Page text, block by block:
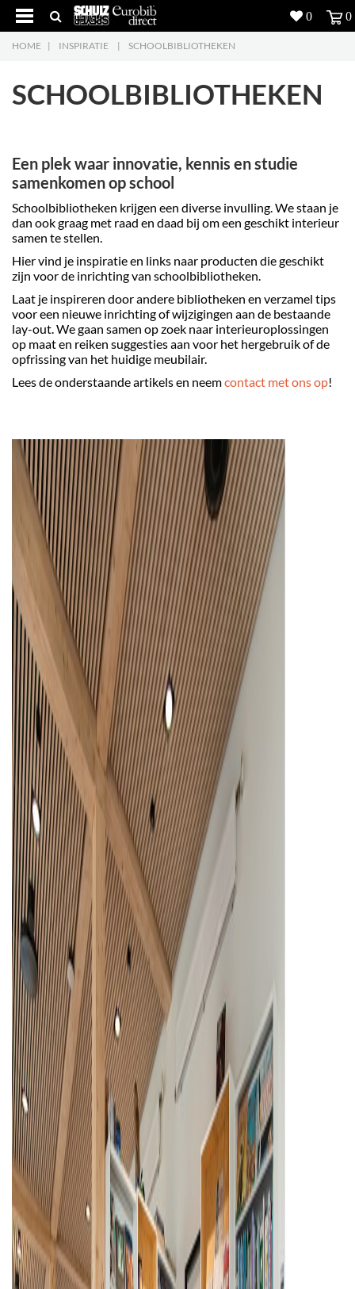
Producten
Projecten
Downloads
7
Over ons
HOME | INSPIRATIE | SCHOOLBIBLIOTHEKEN
SCHOOLBIBLIOTHEKEN
Een plek waar innovatie, kennis en studie
samenkomen op school
Schoolbibliotheken krijgen een diverse invulling. We staan je
dan ook graag met raad en daad bij om een geschikt interieur
samen te stellen.
Hier vind je inspiratie en links naar producten die geschikt
zijn voor de inrichting van schoolbibliotheken.
Laat je inspireren door andere bibliotheken en verzamel tips
voor een nieuwe inrichting of wijzigingen aan de bestaande
lay-out. We gaan samen op zoek naar interieuroplossingen
op maat en reiken suggesties aan voor het hergebruik of de
opfrissing van het huidige meubilair.
Lees de onderstaande artikels en neemcontact met ons op!
0 0